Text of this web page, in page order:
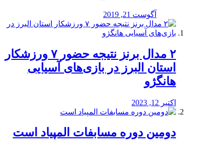
آگوست 21, 2019
۲ مدال برنز نتیجه حضور ۷ ورزشکار
استان البرز در بازی‌های آسیایی
هانگژو
اکتبر 12, 2023
دومین دوره مسابفات المپیاد است